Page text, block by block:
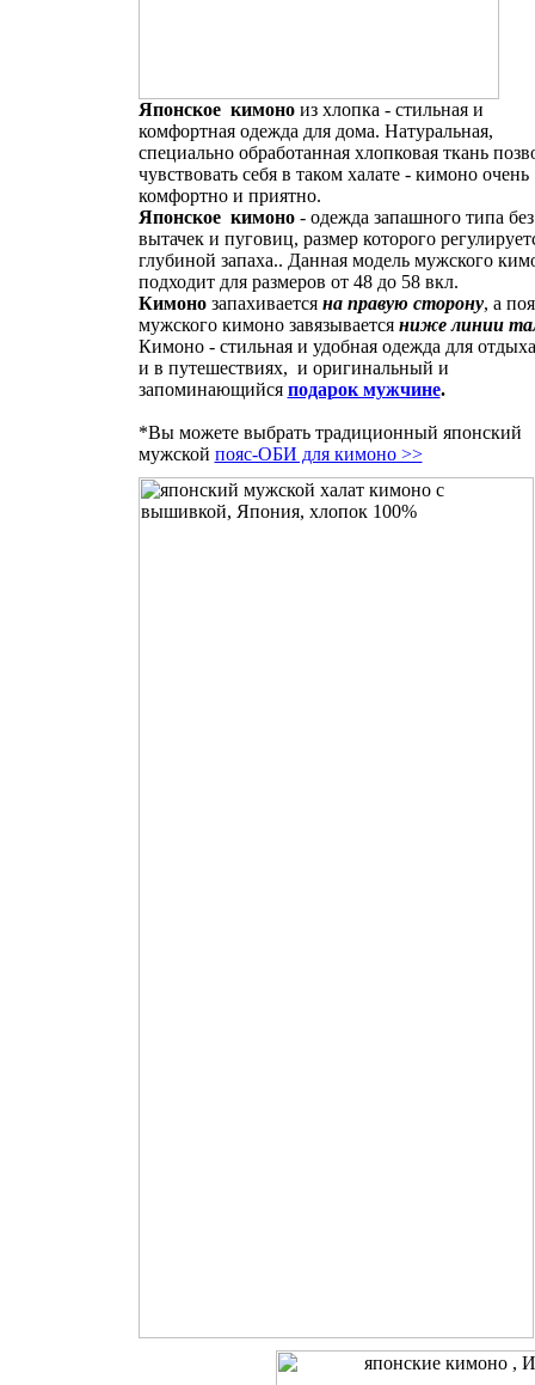
Японское кимоно из хлопка - стильная и
комфортная одежда для дома. Натуральная,
специально обработанная хлопковая ткань
чувствовать себя в таком халате - кимоно очень
комфортно и приятно.
Японское кимоно- одежда запашного типа без
вытачек и пуговиц, размер которого
глубиной запаха.. Данная модель мужского
подходит для размеров от 48 до 58 вкл.
Кимонозапахивается на правую сторону, а
мужского кимоно завязывается ниже линии
Кимоно - стильная и удобная одежда для
и в путешествиях, и оригинальный и
запоминающийся подарок мужчине.
*Вы можете выбрать традиционный японский
мужской пояс-ОБИ для кимоно >>